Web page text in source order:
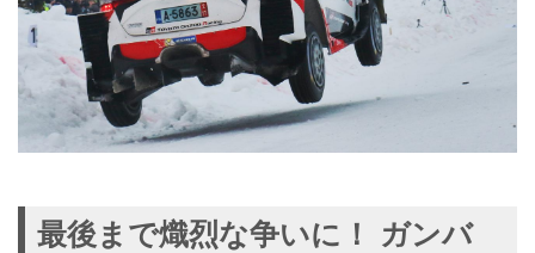
最後まで熾烈な争いに！ ガンバ